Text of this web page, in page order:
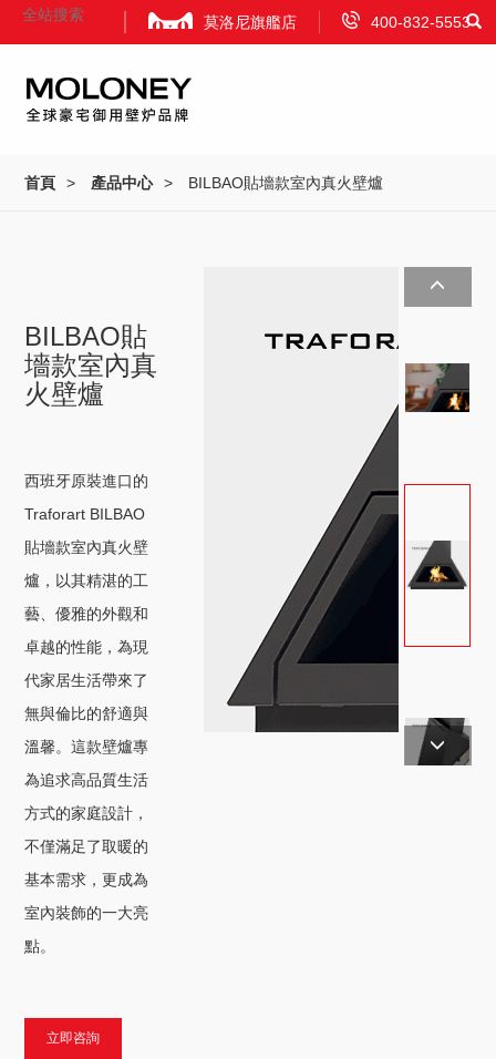
400-832-5553
莫洛尼旗艦店
首頁 產品中心
視頻 關于我們
About Us
首頁 > 產品中心 > BILBAO貼墻款室內真火壁爐
BILBAO貼
墻款室內真
火壁爐
西班牙原裝進口的
Traforart BILBAO
貼墻款室內真火壁
爐，以其精湛的工
藝、優雅的外觀和
卓越的性能，為現
代家居生活帶來了
無與倫比的舒適與
溫馨。這款壁爐專
為追求高品質生活
方式的家庭設計，
不僅滿足了取暖的
基本需求，更成為
室內裝飾的一大亮
點。
立即咨詢